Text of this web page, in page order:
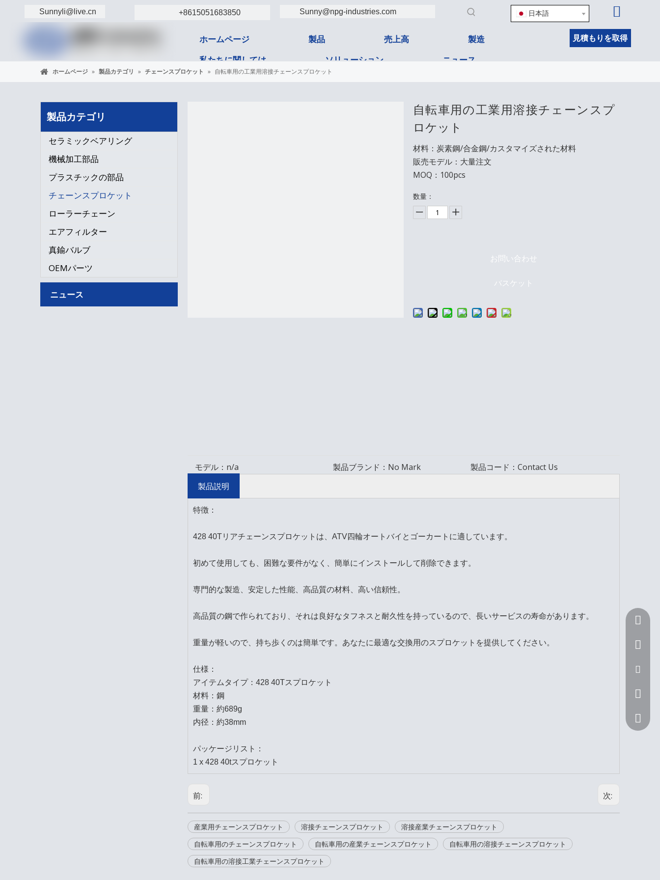
Sunnyli@live.cn +8615051683850 Sunny@npg-industries.com 日本語
ホームページ 製品 売上高
製造
私たちに関しては
ソリューション
ニュース
見積もりを取得
ホームページ » 製品カテゴリ » チェーンスプロケット » 自転車用の工業用溶接チェーンスプロケット
製品カテゴリ
セラミックベアリング
機械加工部品
プラスチックの部品
チェーンスプロケット
ローラーチェーン
エアフィルター
真鍮バルブ
OEMパーツ
ニュース
自転車用の工業用溶接チェーンスプ
ロケット
材料：炭素鋼/合金鋼/カスタマイズされた材料
販売モデル：大量注文
MOQ：100pcs
数量：
お問い合わせ
バスケット
モデル： n/a 製品ブランド： No Mark 製品コード： Contact Us
製品説明
特徴：
428 40Tリアチェーンスプロケットは、ATV四輪オートバイとゴーカートに適しています。
初めて使用しても、困難な要件がなく、簡単にインストールして削除できます。
専門的な製造、安定した性能、高品質の材料、高い信頼性。
高品質の鋼で作られており、それは良好なタフネスと耐久性を持っているので、長いサービスの寿命があります。
重量が軽いので、持ち歩くのは簡単です。あなたに最適な交換用のスプロケットを提供してください。
仕様：
アイテムタイプ：428 40Tスプロケット
材料：鋼
重量：約689g
内径：約38mm
パッケージリスト：
1 x 428 40tスプロケット
前: 次:
産業用チェーンスプロケット 溶接チェーンスプロケット
溶接産業チェーンスプロケット
自転車用のチェーンスプロケット
自転車用の産業チェーンスプロケット
自転車用の溶接チェーンスプロケット
自転車用の溶接工業チェーンスプロケット
+ 86
+ 86